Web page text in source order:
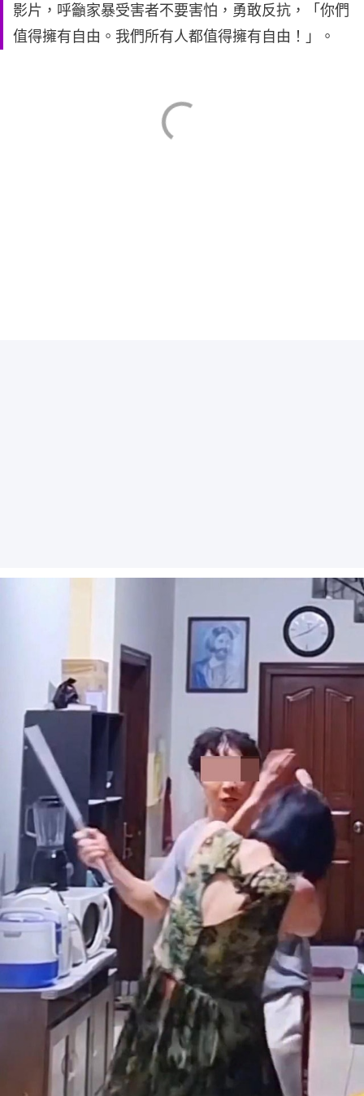
影片，呼籲家暴受害者不要害怕，勇敢反抗，「你們
值得擁有自由。我們所有人都值得擁有自由！」。